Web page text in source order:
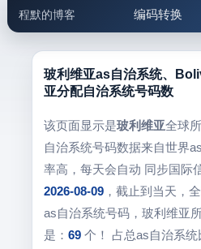
程默的博客 编码转换
邮件工具 生活便民
5.1支付宝大
玻利维亚as自治系统、
亚分配自治系统号码数
该页面显示是玻利维亚全球
自治系统号码数据来自世界
率高，每天会自动 同步国际
2026-08-09，截止到当天，
as自治系统号码，玻利维亚
是： 69个！ 占总as自治系统